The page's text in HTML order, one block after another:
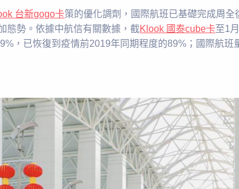
台新gogo卡策的優化調劑，國際航班已基礎完成周全
態勢。依據中航信有關數據，截Klook 國泰cube卡至1
，已恢復到疫情前2019年同期程度的89%；國際航班